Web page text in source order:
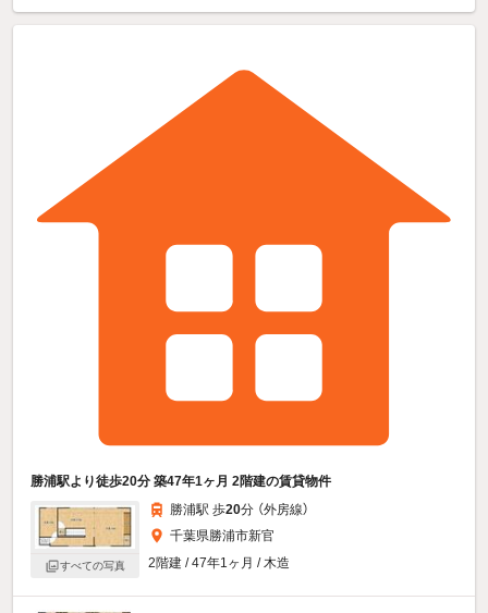
勝浦駅より徒歩20分 築47年1ヶ月 2階建の賃貸物件
すべての写真
勝浦駅 歩20分 （外房線）
千葉県勝浦市新官
2階建 / 47年1ヶ月 / 木造